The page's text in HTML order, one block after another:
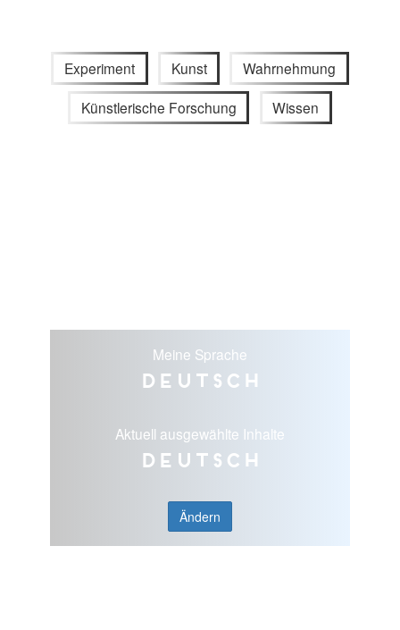
Experiment Kunst Wahrnehmung
Künstlerische Forschung Wissen
Meine Sprache
Deutsch
Aktuell ausgewählte Inhalte
Deutsch
Ändern